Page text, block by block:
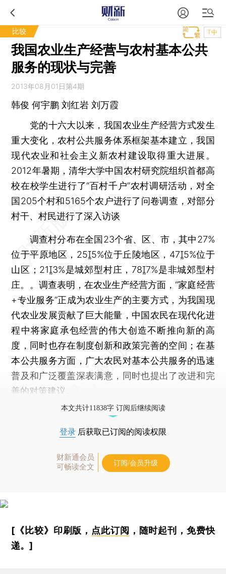
比较 T中
我国农业生产经营与农村基本公共
服务的现状与完善
2013年08月01日第4期
韩俊 何宇鹏 刘红岩 刘万霞
党的十六大以来，我国农业生产经营方式发生
重大变化，农村公共服务体系框架基本建立，我国
现代农业和社会主义新农村建设取得重大进展。
2012年暑期，清华大学中国农村研究院组织首都高
校在校学生进行了“百村千户”农村调研活动，对全
国205个村和5165个农户进行了问卷调查，对部分
村干、村民进行了深入访谈
调查村分布在全国23个省、区、市，其中27%
位于平原地区，255%位于丘陵地区，475%位于
山区；213%是城郊型村庄，787%是非城郊型村
庄。。调查表明，在农业生产经营方面，“家庭经营
+专业服务”正成为农业生产的主要方式，为我国现
代农业发展贡献了巨大能量，中国农民在现代化进
程中将家庭承包经营的伟大创造不断推向新的高
度，同时也存在制度创新和政策完善的空间；在基
本公共服务方面，广大农民对基本公共服务的迅速
普及和广泛覆盖深表满意，同时也提出了改进和完
善的对策建议。
本文共计11838字 订阅后继续阅读
登录 后获取已订阅的阅读权限
财新通会员
可畅读全文
订阅/会员升级
[《比较》印刷版， 点此订阅 ，随时起刊，免费快
递。]